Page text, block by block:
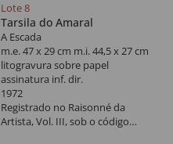
Lote 8
Tarsila do Amaral
A Escada
m.e. 47 x 29 cm m.i. 44,5 x 27 cm
litogravura sobre papel
assinatura inf. dir.
1972
Registrado no Raisonné da
Artista, Vol. III, sob o código